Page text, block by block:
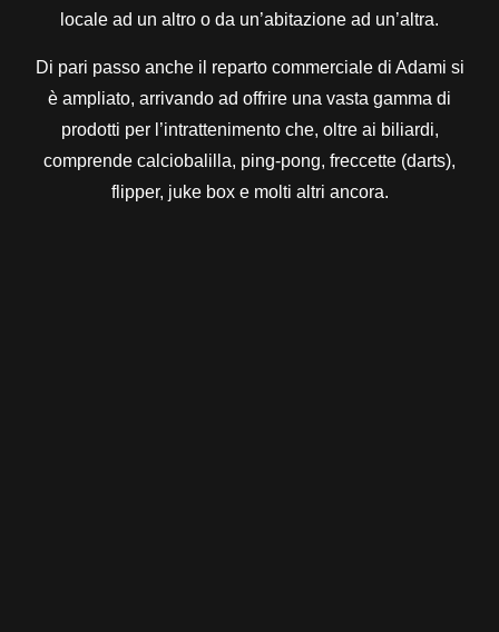
locale ad un altro o da un’abitazione ad un’altra.
Di pari passo anche il reparto commerciale di Adami si
è ampliato, arrivando ad offrire una vasta gamma di
prodotti per l’intrattenimento che, oltre ai biliardi,
comprende calciobalilla, ping-pong, freccette (darts),
flipper, juke box e molti altri ancora.